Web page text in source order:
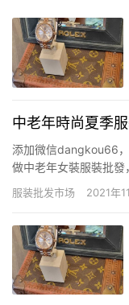
中老年時尚夏季
添加微信dangkou66
做中老年女裝服裝批
宜的 我在廣州。紅遍
批發市場都有哪些 北
服装批发市场 2021年